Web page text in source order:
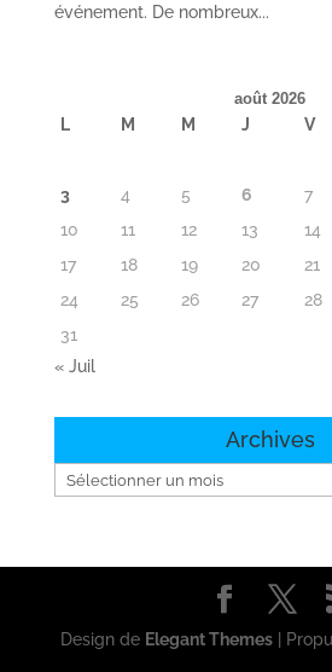
événement. De nombreux...
août 2026
L M M J V
3
4 5 6 7
10
11 12 13 14
17
18 19 20 21
24
25 26 27 28
31
« Juil
Archives
Archives
Design de Elegant Themes |